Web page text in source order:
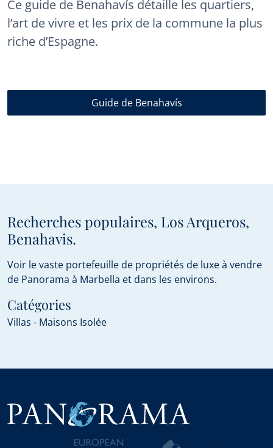
Ce guide de Benahavís détaille les quartiers,
l’art de vivre et les prix de la commune la plus
riche d’Espagne.
Guide de Benahavís
Recherches populaires, Los Arqueros,
Benahavis.
Voir le vaste portefeuille de propriétés de luxe à vendre
de Panorama à Marbella et dans les environs.
Catégories
Villas - Maisons Isolée